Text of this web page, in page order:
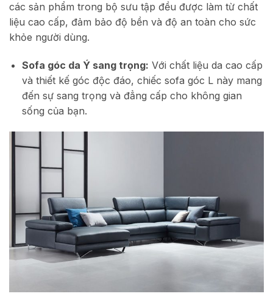
các sản phẩm trong bộ sưu tập đều được làm từ chất
liệu cao cấp, đảm bảo độ bền và độ an toàn cho sức
khỏe người dùng.
Sofa góc da Ý sang trọng: Với chất liệu da cao cấp
và thiết kế góc độc đáo, chiếc sofa góc L này mang
đến sự sang trọng và đẳng cấp cho không gian
sống của bạn.